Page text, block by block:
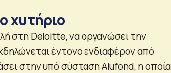
χυτήριο
στη Deloitte, να οργανώσει την
έντονο ενδιαφέρον από
στην υπό σύσταση Alufond, η οποία